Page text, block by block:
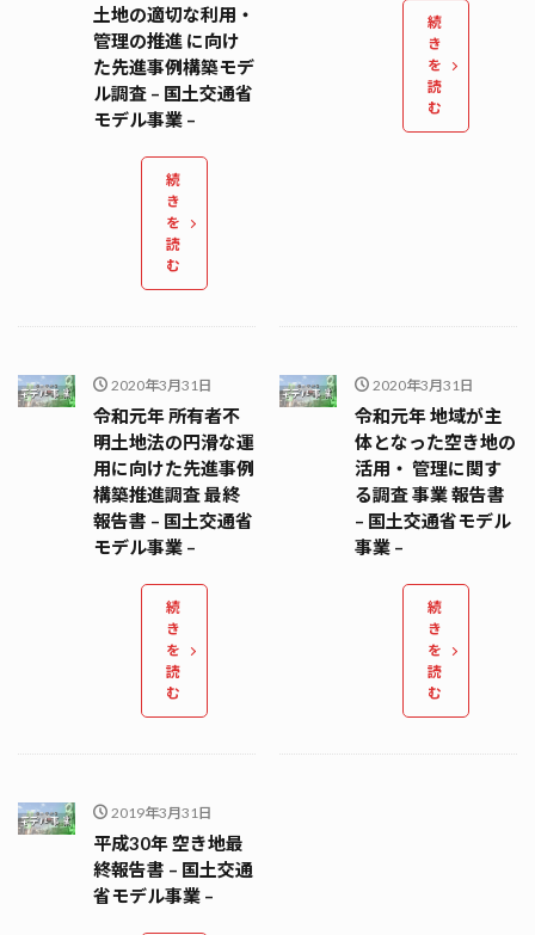
土地の適切な利用・
管理の推進 に向け
た先進事例構築モデ
ル調査 – 国土交通省
モデル事業 –
続
き
を
読
む
続
き
を
読
む
2020年3月31日
令和元年 所有者不
明土地法の円滑な運
用に向けた先進事例
構築推進調査 最終
報告書 – 国土交通省
モデル事業 –
続
き
を
読
む
2020年3月31日
令和元年 地域が主
体となった空き地の
活用・ 管理に関す
る調査 事業 報告書
– 国土交通省モデル
事業 –
続
き
を
読
む
2019年3月31日
平成30年 空き地最
終報告書 – 国土交通
省モデル事業 –